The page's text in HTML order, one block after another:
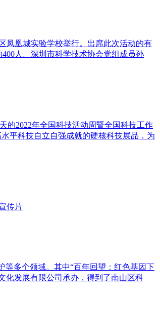
凤凰城实验学校举行。出席此次活动的有
人。深圳市科学技术协会党组成员孙
的2022年全国科技活动周暨全国科技工作
平科技自立自强成就的硬核科技展品，为
传片
等多个领域。其中“百年回望：红色基因下
化发展有限公司承办，得到了南山区科